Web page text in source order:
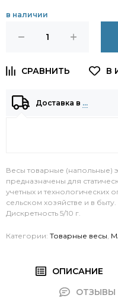
в наличии
Доставка в …
Весы товарные (напольные)
предназначены для
учетных и технологических
сельском хозяйстве и в
Дискретность 5/10 г.
Категории: Товарные весы,
ОПИСАНИЕ
ОТЗЫВЫ